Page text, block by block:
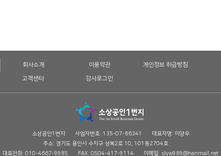
회사소개 이용약관 개인정보 취급방침
고객센터 강사로그인
소상공인1번지 사업자번호: 135-07-86341
대표자명: 이양우
주소: 경기도 용인시 수지구 성복2로 10, 101동2704호
대표전화: 010-4667-9985
FAX: 0504-417-9114 이메일: slyw989@hanmail.net